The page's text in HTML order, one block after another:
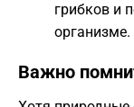
грибков и
организме.
​Важно